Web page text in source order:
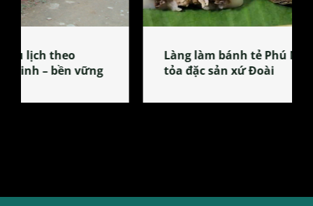
Làng làm bánh tẻ Phú Nhi – nơi lan
tỏa đặc sản xứ Đoài